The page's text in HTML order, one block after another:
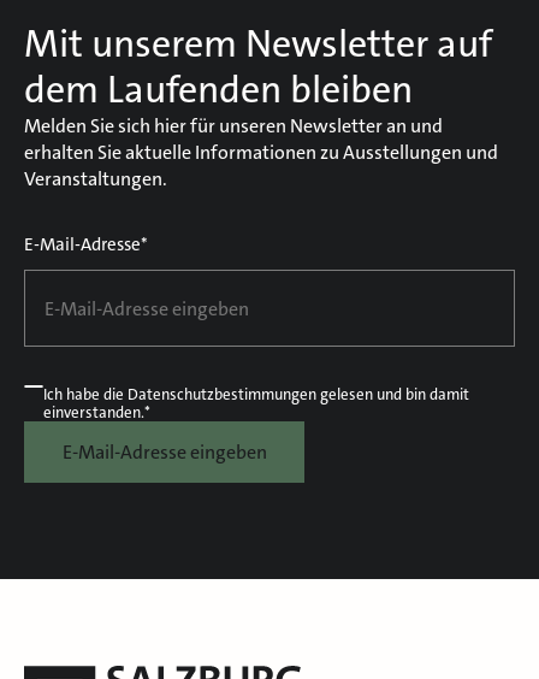
Mit unserem Newsletter auf
dem Laufenden bleiben
Melden Sie sich hier für unseren Newsletter an und
erhalten Sie aktuelle Informationen zu Ausstellungen und
Veranstaltungen.
E-Mail-Adresse*
Ich habe die Datenschutzbestimmungengelesen und bin damit
einverstanden.*
E-Mail-Adresse eingeben